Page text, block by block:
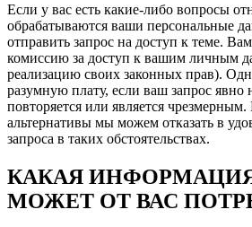
Если у вас есть какие-либо вопросы
обрабатываются ваши персональные
отправить запрос на доступ к теме.
комиссию за доступ к вашим личным
реализацию своих законных прав).
разумную плату, если ваш запрос явно
повторяется или является чрезмерным.
альтернативы мы можем отказать в
запроса в таких обстоятельствах.
КАКАЯ
МОЖЕТ ОТ ВАС